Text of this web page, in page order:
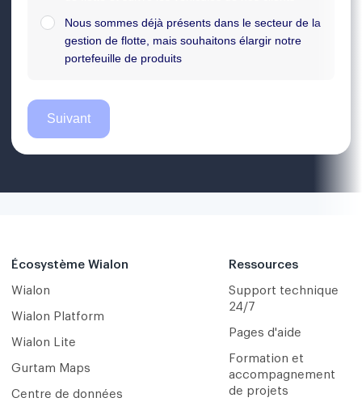
Écosystème Wialon
Wialon
Wialon Platform
Wialon Lite
Gurtam Maps
Centre de données
Ressources
Support technique
24/7
Pages d'aide
Formation et
accompagnement
de projets